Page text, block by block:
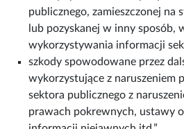
publicznego, zamieszczonej
lub pozyskanej w inny sposób,
wykorzystywania informacji
szkody spowodowane przez
wykorzystujące z naruszeniem
sektora publicznego z
prawach pokrewnych, ustawy